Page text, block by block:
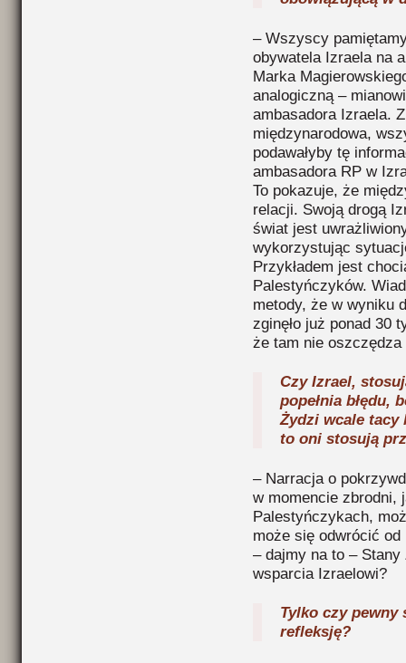
– Wszyscy
obywatela Izraela na
Marka
analogiczną –
ambasadora Izraela.
międzynarodowa,
podawałyby tę
ambasadora RP w
To pokazuje, że
relacji. Swoją drogą
świat jest
wykorzystując
Przykładem jest
Palestyńczyków.
metody, że w wyniku
zginęło już ponad 30
że tam nie
Czy Izrael,
popełnia błędu,
Żydzi wcale tacy
to oni stosują
– Narracja o
w momencie zbrodni,
Palestyńczykach,
może się odwrócić
– dajmy na to – Stany
wsparcia Izraelowi?
Tylko czy pewny
refleksję?